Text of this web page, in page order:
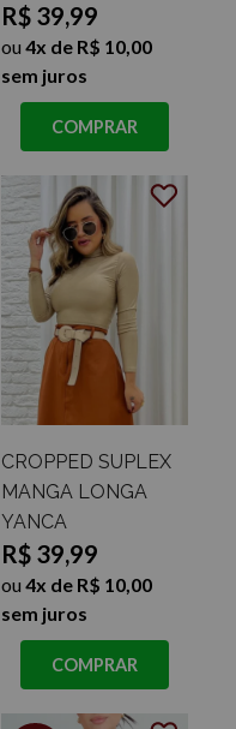
R$ 39,99
ou 4x de R$ 10,00
sem juros
COMPRAR
CROPPED SUPLEX
MANGA LONGA
YANCA
R$ 39,99
ou 4x de R$ 10,00
sem juros
COMPRAR